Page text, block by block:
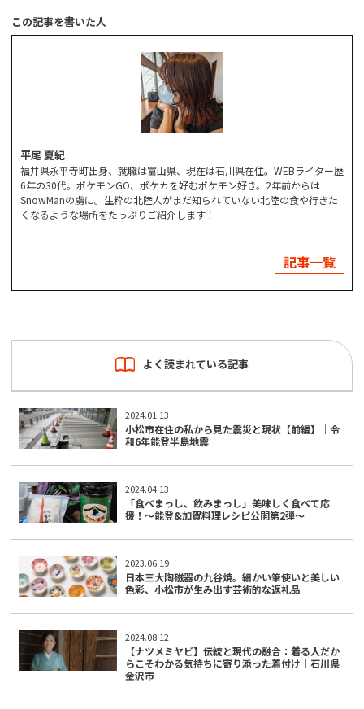
この記事を書いた人
平尾 夏紀
福井県永平寺町出身、就職は富山県、現在は石川県在住。WEBライター歴
6年の30代。ポケモンGO、ポケカを好むポケモン好き。2年前からは
SnowManの虜に。生粋の北陸人がまだ知られていない北陸の食や行きた
くなるような場所をたっぷりご紹介します！
記事一覧
よく読まれている記事
2024.01.13
小松市在住の私から見た震災と現状【前編】｜令
和6年能登半島地震
2024.04.13
「食べまっし、飲みまっし」美味しく食べて応
援！〜能登&加賀料理レシピ公開第2弾〜
2023.06.19
日本三大陶磁器の九谷焼。細かい筆使いと美しい
色彩、小松市が生み出す芸術的な返礼品
2024.08.12
【ナツメミヤビ】伝統と現代の融合：着る人だか
らこそわかる気持ちに寄り添った着付け｜石川県
金沢市